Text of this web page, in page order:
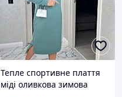
Тепле спортивне плаття
міді оливкова зимова